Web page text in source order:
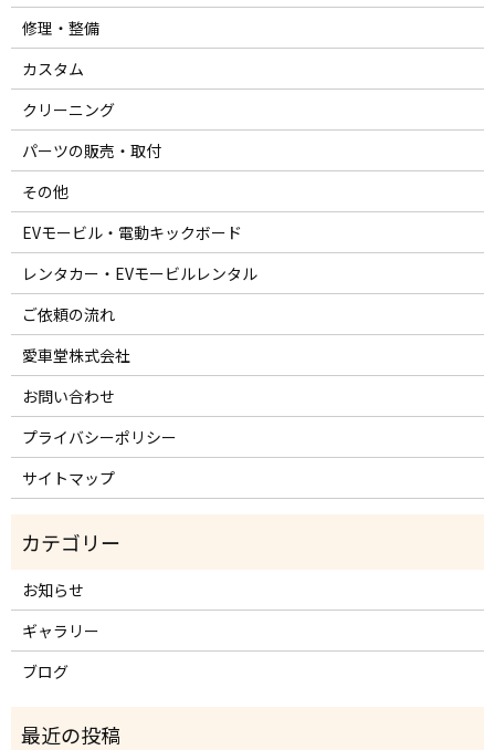
修理・整備
カスタム
クリーニング
パーツの販売・取付
その他
EVモービル・電動キックボード
レンタカー・EVモービルレンタル
ご依頼の流れ
愛車堂株式会社
お問い合わせ
プライバシーポリシー
サイトマップ
お知らせ
ギャラリー
ブログ